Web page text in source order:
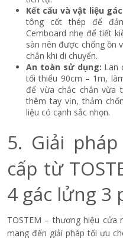
Kết cấu và vật liệu
tông cốt thép để
Cemboard nhẹ để tiết
sàn nên được chống ồn
chắn khi di chuyển.
An toàn sử dụng: Lan
tối thiểu 90cm – 1m,
để vừa chắc chắn vừa
thêm tay vịn, thảm
liệu có cạnh sắc nhọn.
5. Giải
cấp từ
4 gác lửng 3
TOSTEM – thương hiệu
mang đến giải pháp tối ưu